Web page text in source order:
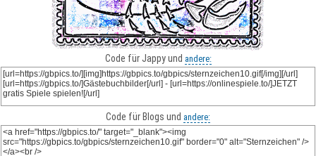
Code für Jappy und andere:
Code für Blogs und andere: